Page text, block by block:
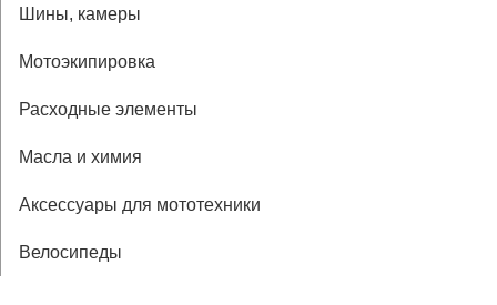
Шины, камеры
Мотоэкипировка
Расходные элементы
Масла и химия
Аксессуары для мототехники
Велосипеды